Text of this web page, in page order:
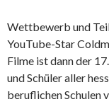
Wettbewerb und
YouTube-Star
Filme ist dann der
und Schüler aller
beruflichen Schulen